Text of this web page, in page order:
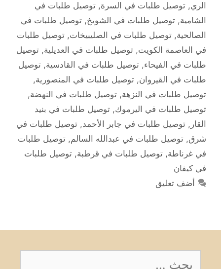
الري, توصيل طلبات في السرة, توصيل طلبات في
الشامية, توصيل طلبات في الشويخ, توصيل طلبات في
الصالحية, توصيل طلبات في الصليبيخات, توصيل طلبات
في العاصمة الكويت, توصيل طلبات في العديلية, توصيل
طلبات في الفيحاء, توصيل طلبات في القادسية, توصيل
طلبات في القيروان, توصيل طلبات في المنصورية,
توصيل طلبات في النزهة, توصيل طلبات في النهضة,
توصيل طلبات في اليرموك, توصيل طلبات في بنيد
القار , توصيل طلبات في جابر الأحمد, توصيل طلبات في
شرق, توصيل طلبات في عبدالله السالم, توصيل طلبات
في غرناطة, توصيل طلبات في قرطبة, توصيل طلبات
في كيفان
أضف تعليق
البحث